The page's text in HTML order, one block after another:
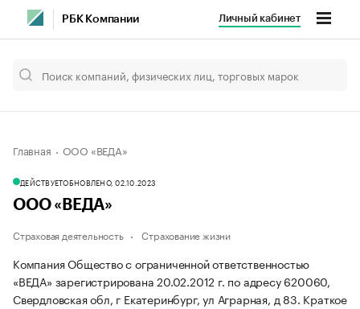
РБК Компании Личный кабинет
Главная ООО «ВЕДА»
ДЕЙСТВУЕТОБНОВЛЕНО, 02.10.2023
ООО «ВЕДА»
Страховая деятельность Страхование жизни
Компания Общество с ограниченной ответственностью
«ВЕДА» зарегистрирована 20.02.2012 г. по адресу 620060,
Свердловская обл, г Екатеринбург, ул Аграрная, д 83. Краткое